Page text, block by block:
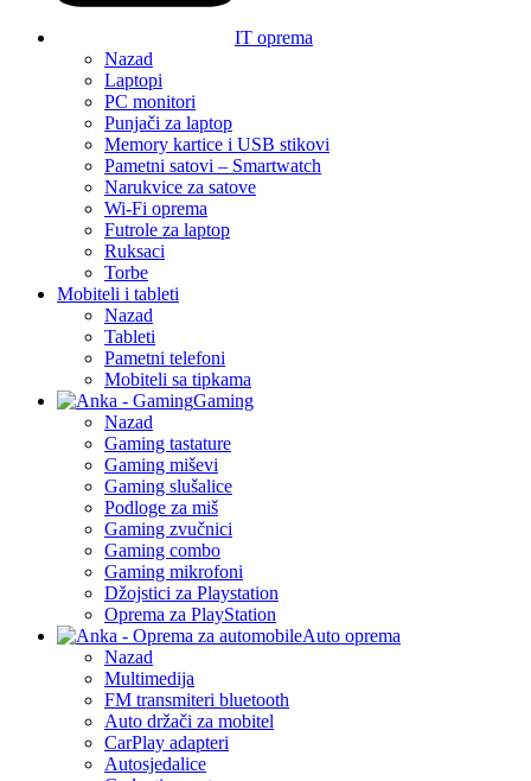
IT oprema
Nazad
Laptopi
PC monitori
Punjači za laptop
Memory kartice i USB stikovi
Pametni satovi – Smartwatch
Narukvice za satove
Wi-Fi oprema
Futrole za laptop
Ruksaci
Torbe
Mobiteli i tableti
Nazad
Tableti
Pametni telefoni
Mobiteli sa tipkama
Gaming
Nazad
Gaming tastature
Gaming miševi
Gaming slušalice
Podloge za miš
Gaming zvučnici
Gaming combo
Gaming mikrofoni
Džojstici za Playstation
Oprema za PlayStation
Auto oprema
Nazad
Multimedija
FM transmiteri bluetooth
Auto držači za mobitel
CarPlay adapteri
Autosjedalice